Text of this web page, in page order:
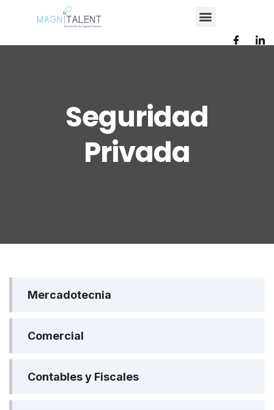
Seguridad
Privada
Mercadotecnia
Comercial
Contables y Fiscales